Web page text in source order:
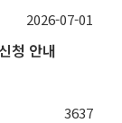
청 안내
3637
2026-07-01